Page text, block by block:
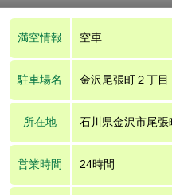
満空情報 空車
駐車場名 金沢尾張町２丁目
所在地 石川県金沢市尾張
営業時間 24時間